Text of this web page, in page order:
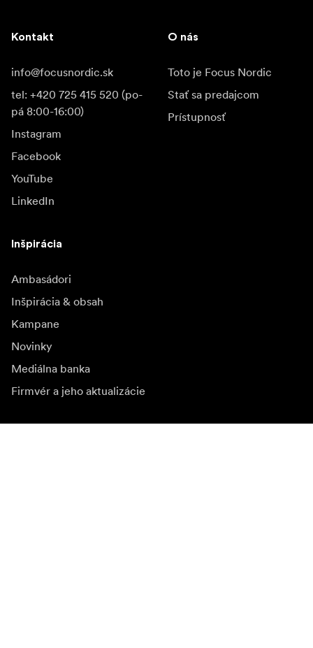
Kontakt
info@focusnordic.sk
tel: +420 725 415 520 (po-
pá 8:00-16:00)
Instagram
Facebook
YouTube
LinkedIn
O nás
Toto je Focus Nordic
Stať sa predajcom
Prístupnosť
Inšpirácia
Ambasádori
Inšpirácia & obsah
Kampane
Novinky
Mediálna banka
Firmvér a jeho aktualizácie